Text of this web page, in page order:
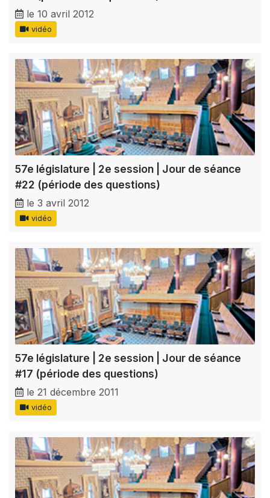
le 10 avril 2012
vidéo
57e législature | 2e session | Jour de séance
#22 (période des questions)
le 3 avril 2012
vidéo
57e législature | 2e session | Jour de séance
#17 (période des questions)
le 21 décembre 2011
vidéo